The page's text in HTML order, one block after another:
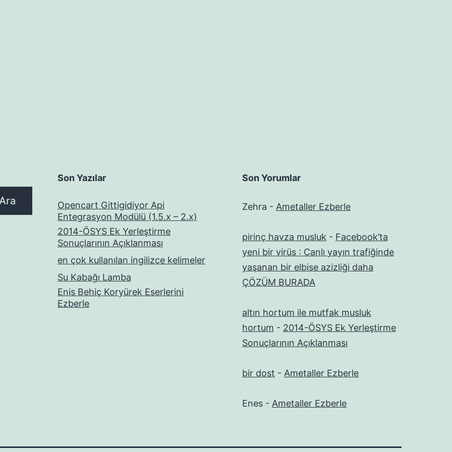
Son Yazılar
Opencart Gittigidiyor Api
Entegrasyon Modülü (1.5.x – 2.x)
2014-ÖSYS Ek Yerleştirme
Sonuçlarının Açıklanması
en çok kullanılan ingilizce kelimeler
Su Kabağı Lamba
Enis Behiç Koryürek Eserlerini
Ezberle
Son Yorumlar
Zehra - Ametaller Ezberle
pirinç havza musluk - Facebook’ta
yeni bir virüs : Canlı yayın trafiğinde
yaşanan bir elbise azizliği daha
ÇÖZÜM BURADA
altın hortum ile mutfak musluk
hortum - 2014-ÖSYS Ek Yerleştirme
Sonuçlarının Açıklanması
bir dost - Ametaller Ezberle
Enes - Ametaller Ezberle